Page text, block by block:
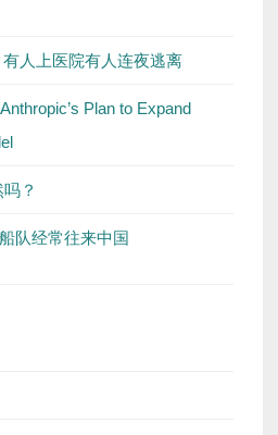
人上医院有人连夜逃离
Plan to Expand
？
队经常往来中国